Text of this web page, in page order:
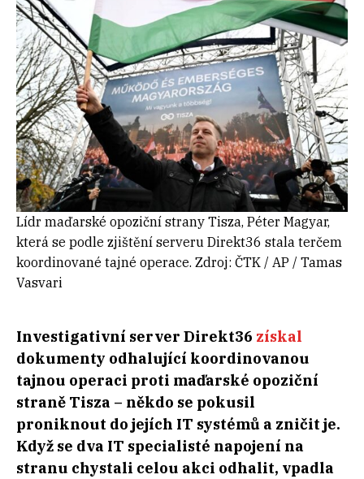
Lídr maďarské opoziční strany Tisza, Péter Magyar,
která se podle zjištění serveru Direkt36 stala terčem
koordinované tajné operace. Zdroj: ČTK / AP / Tamas
Vasvari
Investigativní server Direkt36 získal
dokumenty odhalující koordinovanou
tajnou operaci proti maďarské opoziční
straně Tisza – někdo se pokusil
proniknout do jejích IT systémů a zničit je.
Když se dva IT specialisté napojení na
stranu chystali celou akci odhalit, vpadla